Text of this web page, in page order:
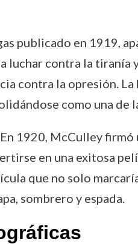
publicado en 1919,
contra la tiranía
contra la opresión.
como una de
1920, McCulley
en una exitosa
que no solo
sombrero y espada.